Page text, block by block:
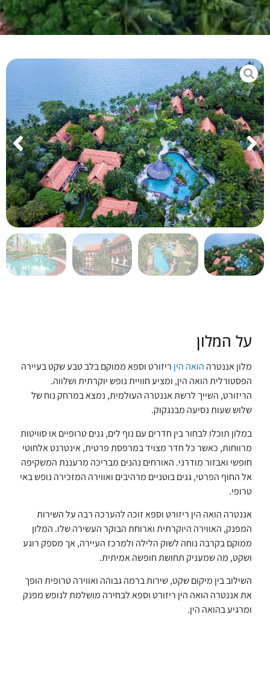
על המלון
מלון אננטרה הואה הין ריזורט וספא ממוקם בלב טבע שקט בעיירה
הפסטורלית הואה הין, ומציע חוויית נופש יוקרתית ושלווה.
הריזורט, השייך לרשת אננטרה העולמית, נמצא במרחק נוח של
שלוש שעות נסיעה מבנגקוק.
במלון תוכלו לבחור בין חדרים עם נוף לים, גנים טרופיים או סוויטות
מרווחות, כאשר כל חדר מצויד במרפסת פרטית, אינטרנט אלחוטי
חופשי ואבזור מודרני. האורחים נהנים מבריכה מרעננת המשקיפה
אל החוף הפרטי, גנים בוטניים מרהיבים ואווירה המזכירה נופש באי
טרופי.
אננטרה הואה הין ריזורט וספא זוכה להערכה רבה על השירות
המפנק, האווירה היוקרתית וארוחת הבוקר העשירה שלו. המלון
ממוקם בקרבה נוחה לשוק הלילה ולמרכז העיירה, אך מספק רוגע
ושקט, מה שמעניק תחושת חופשה אמיתית.
השילוב בין מיקום שקט, שירות ברמה גבוהה ואווירה טרופית הופך
את אננטרה הואה הין ריזורט וספא לבחירה מושלמת לנופש מפנק
ומרגיע בהואה הין.